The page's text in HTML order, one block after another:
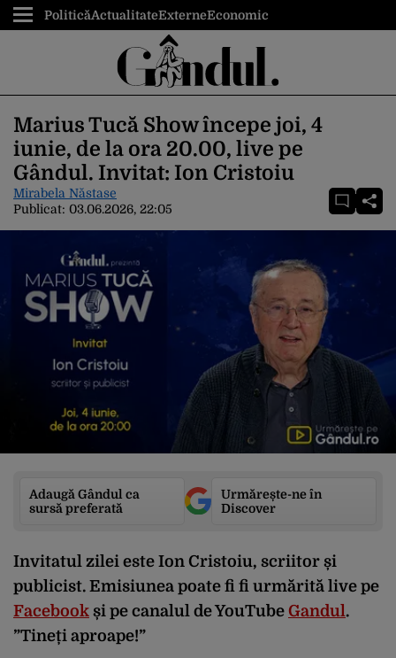
PoliticăActualitateExterneEconomic
Marius Tucă Show începe joi, 4
iunie, de la ora 20.00, live pe
Gândul. Invitat: Ion Cristoiu
Mirabela Năstase
Publicat: 03.06.2026, 22:05
Adaugă Gândul ca
sursă preferată
Urmărește-ne în
Discover
Invitatul zilei este Ion Cristoiu, scriitor și
publicist. Emisiunea poate fi fi urmărită live pe
Facebook și pe canalul de YouTube Gandul.
”Tineți aproape!”